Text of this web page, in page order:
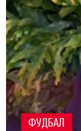
ФУДБАЛ